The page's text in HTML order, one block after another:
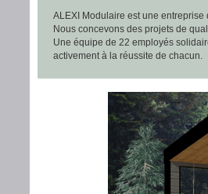
ALEXI Modulaire est une
Nous concevons des projets de
Une équipe de 22 employés
activement à la réussite de chacun.